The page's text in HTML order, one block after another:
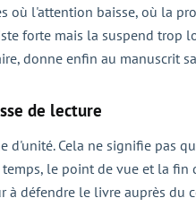
où l'attention baisse, où la
forte mais la suspend
donne enfin au manuscrit
de lecture
d'unité. Cela ne signifie pas
le point de vue et la
défendre le livre auprès du